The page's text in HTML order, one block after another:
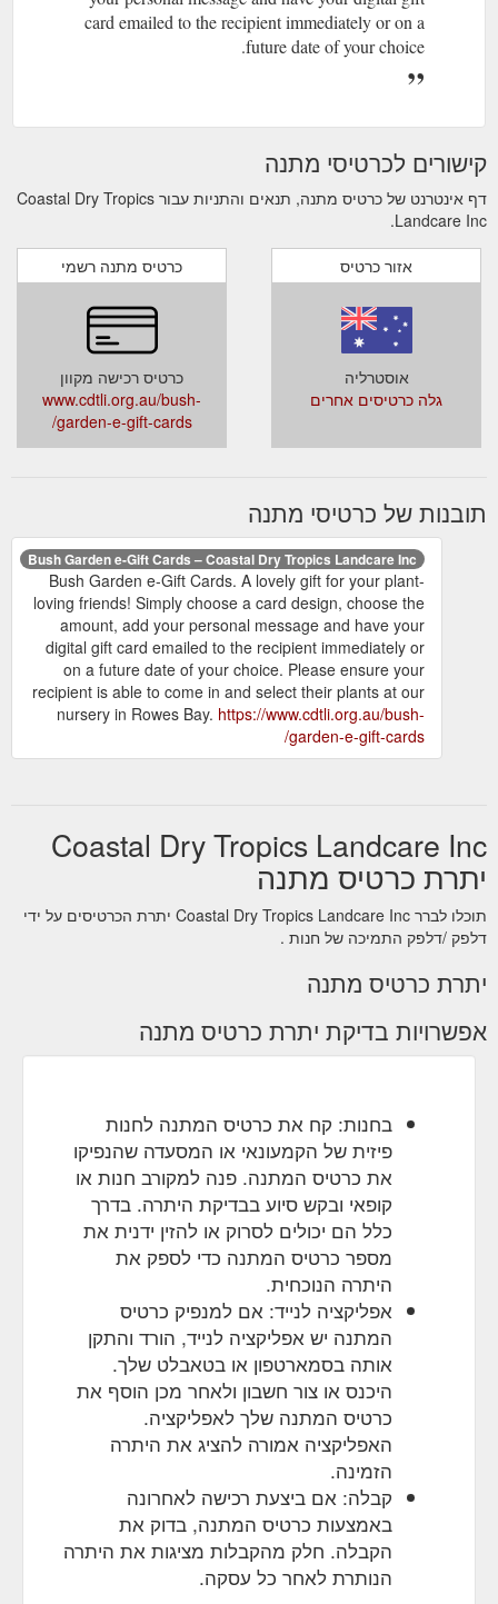
card emailed to the recipient immediately or on a
future date of your choice.
קישורים לכרטיסי מתנה
דף אינטרנט של כרטיס מתנה, תנאים והתניות עבור Coastal Dry Tropics
Landcare Inc.
כרטיס מתנה רשמי
כרטיס רכישה מקוון
www.cdtli.org.au/bush-
garden-e-gift-cards/
אזור כרטיס
אוסטרליה
גלה כרטיסים אחרים
תובנות של כרטיסי מתנה
Bush Garden e-Gift Cards – Coastal Dry Tropics Landcare Inc
Bush Garden e-Gift Cards. A lovely gift for your plant-
loving friends! Simply choose a card design, choose the
amount, add your personal message and have your
digital gift card emailed to the recipient immediately or
on a future date of your choice. Please ensure your
recipient is able to come in and select their plants at our
nursery in Rowes Bay.https://www.cdtli.org.au/bush-
garden-e-gift-cards/
Coastal Dry Tropics Landcare Inc
יתרת כרטיס מתנה
תוכלו לברר Coastal Dry Tropics Landcare Inc יתרת הכרטיסים על ידי
דלפק /דלפק התמיכה של חנות .
יתרת כרטיס מתנה
אפשרויות בדיקת יתרת כרטיס מתנה
בחנות: קח את כרטיס המתנה לחנות
פיזית של הקמעונאי או המסעדה שהנפיקו
את כרטיס המתנה. פנה למקורב חנות או
קופאי ובקש סיוע בבדיקת היתרה. בדרך
כלל הם יכולים לסרוק או להזין ידנית את
מספר כרטיס המתנה כדי לספק את
היתרה הנוכחית.
אפליקציה לנייד: אם למנפיק כרטיס
המתנה יש אפליקציה לנייד, הורד והתקן
אותה בסמארטפון או בטאבלט שלך.
היכנס או צור חשבון ולאחר מכן הוסף את
כרטיס המתנה שלך לאפליקציה.
האפליקציה אמורה להציג את היתרה
הזמינה.
קבלה: אם ביצעת רכישה לאחרונה
באמצעות כרטיס המתנה, בדוק את
הקבלה. חלק מהקבלות מציגות את היתרה
הנותרת לאחר כל עסקה.